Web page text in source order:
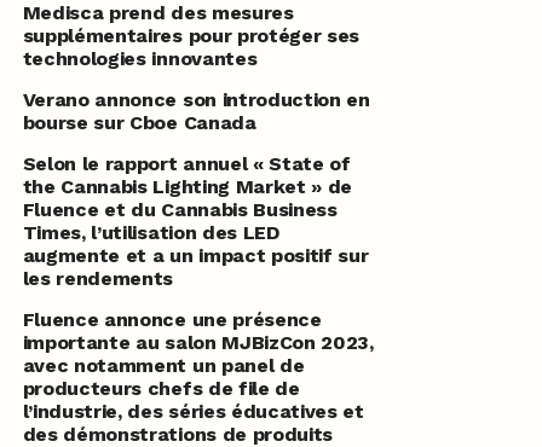
Medisca prend des mesures
supplémentaires pour protéger ses
technologies innovantes
Verano annonce son introduction en
bourse sur Cboe Canada
Selon le rapport annuel « State of
the Cannabis Lighting Market » de
Fluence et du Cannabis Business
Times, l’utilisation des LED
augmente et a un impact positif sur
les rendements
Fluence annonce une présence
importante au salon MJBizCon 2023,
avec notamment un panel de
producteurs chefs de file de
l’industrie, des séries éducatives et
des démonstrations de produits